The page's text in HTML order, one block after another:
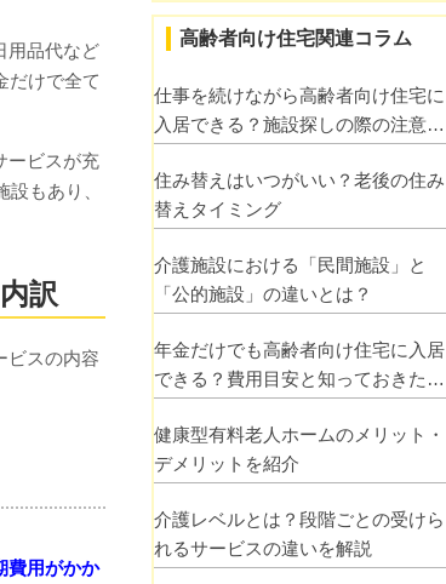
用品代など
だけで全て
ービスが充
もあり、
訳
ビスの内容
費用がかか
高齢者向け住宅関連コラム
仕事を続けながら高齢者向け住宅に
入居できる？施設探しの際の注意点
住み替えはいつがいい？老後の住み
替えタイミング
介護施設における「民間施設」と
「公的施設」の違いとは？
年金だけでも高齢者向け住宅に入居
できる？費用目安と知っておきたい
健康型有料老人ホームのメリット・
デメリットを紹介
介護レベルとは？段階ごとの受けら
れるサービスの違いを解説